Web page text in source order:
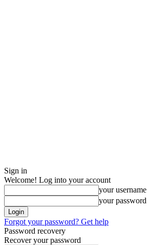
Sign in
Welcome! Log into your account
your username
your password
Forgot your password? Get help
Password recovery
Recover your password